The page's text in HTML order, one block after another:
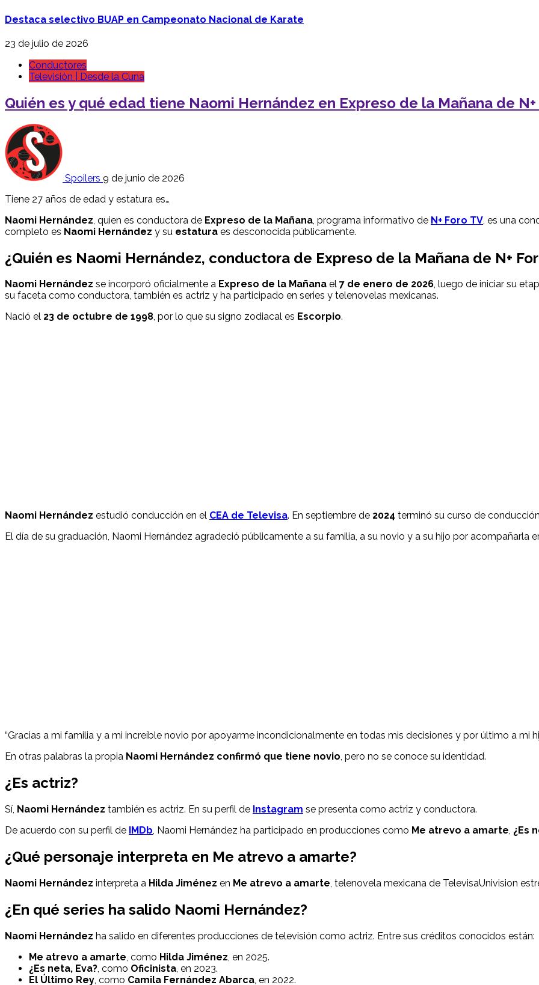
Destaca selectivo BUAP en Campeonato Nacional de Karate
23 de julio de 2026
Conductores
Televisión | Desde la Cuna
Quién es y qué edad tiene Naomi Hernández en Expreso de la Mañana de N+
Spoilers 9 de junio de 2026
Tiene 27 años de edad y estatura es…
Naomi Hernández , quien es conductora de Expreso de la Mañana , programa informativo de N+ Foro TV , es una
completo es Naomi Hernández y su estatura es desconocida públicamente.
¿Quién es Naomi Hernández, conductora de Expreso de la Mañana de N+
Naomi Hernández se incorporó oficialmente a Expreso de la Mañana el 7 de enero de 2026, luego de iniciar su
su faceta como conductora, también es actriz y ha participado en series y telenovelas mexicanas.
Nació el 23 de octubre de 1998, por lo que su signo zodiacal es Escorpio.
Naomi Hernández estudió conducción en el CEA de Televisa. En septiembre de 2024 terminó su curso de
El día de su graduación, Naomi Hernández agradeció públicamente a su familia, a su novio y a su hijo por acompañarla
“Gracias a mi familia y a mi increíble novio por apoyarme incondicionalmente en todas mis decisiones y por último a mi
En otras palabras la propia Naomi Hernández confirmó que tiene novio, pero no se conoce su identidad.
¿Es actriz?
Sí, Naomi Hernández también es actriz. En su perfil de Instagram se presenta como actriz y conductora.
De acuerdo con su perfil de IMDb, Naomi Hernández ha participado en producciones como Me atrevo a amarte, ¿Es
¿Qué personaje interpreta en Me atrevo a amarte?
Naomi Hernández interpreta a Hilda Jiménez en Me atrevo a amarte, telenovela mexicana de TelevisaUnivision
¿En qué series ha salido Naomi Hernández?
Naomi Hernández ha salido en diferentes producciones de televisión como actriz. Entre sus créditos conocidos están:
Me atrevo a amarte, como Hilda Jiménez, en 2025.
¿Es neta, Eva?, como Oficinista, en 2023.
El Último Rey, como Camila Fernández Abarca, en 2022.